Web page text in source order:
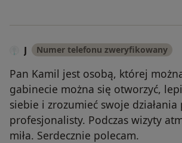
J Numer telefonu zweryfikowany
Pan Kamil jest osobą, której
gabinecie można się otworzyć,
siebie i zrozumieć swoje
profesjonalisty. Podczas wizyty
miła. Serdecznie polecam.